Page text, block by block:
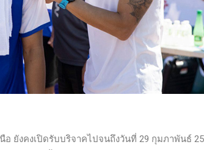
ยังคงเปิดรับบริจาคไปจนถึงวันที่ 29 กุมภาพันธ์